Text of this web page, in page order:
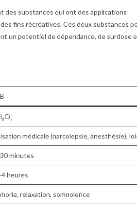
des substances qui ont des applications
fins récréatives. Ces deux substances
un potentiel de dépendance, de surdose
médicale (narcolepsie, anesthésie),
minutes
4 heures
relaxation, somnolence